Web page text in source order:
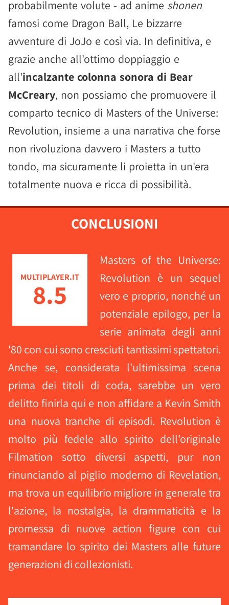
probabilmente volute - ad anime shonen
famosi come Dragon Ball, Le bizzarre
avventure di JoJo e così via. In definitiva, e
grazie anche all'ottimo doppiaggio e
all'incalzante colonna sonora di Bear
McCreary, non possiamo che promuovere il
comparto tecnico di Masters of the Universe:
Revolution, insieme a una narrativa che forse
non rivoluziona davvero i Masters a tutto
tondo, ma sicuramente li proietta in un'era
totalmente nuova e ricca di possibilità.
CONCLUSIONI
MULTIPLAYER.IT
8.5
Masters of the Universe:
Revolution è un sequel
vero e proprio, nonché un
potenziale epilogo, per la
serie animata degli anni
'80 con cui sono cresciuti tantissimi spettatori.
Anche se, considerata l'ultimissima scena
prima dei titoli di coda, sarebbe un vero
delitto finirla qui e non affidare a Kevin Smith
una nuova tranche di episodi. Revolution è
molto più fedele allo spirito dell'originale
Filmation sotto diversi aspetti, pur non
rinunciando al piglio moderno di Revelation,
ma trova un equilibrio migliore in generale tra
l'azione, la nostalgia, la drammaticità e la
promessa di nuove action figure con cui
tramandare lo spirito dei Masters alle future
generazioni di collezionisti.